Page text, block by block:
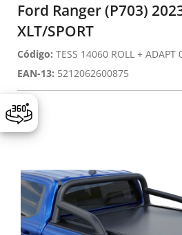
Ford Ranger (P703)
XLT/SPORT
Código: TESS 14060 ROLL + ADAPT
EAN-13: 5212062600875